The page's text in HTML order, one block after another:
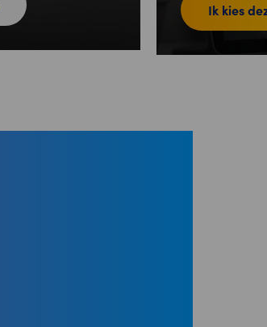
Ik kies